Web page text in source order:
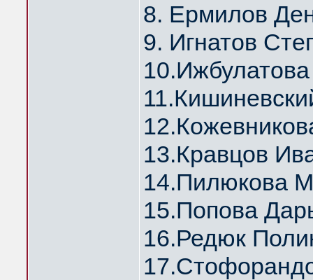
8. Ермилов
9. Игнатов
13.Кравцов
14.Пилюкова
15.Попова
16.Редюк